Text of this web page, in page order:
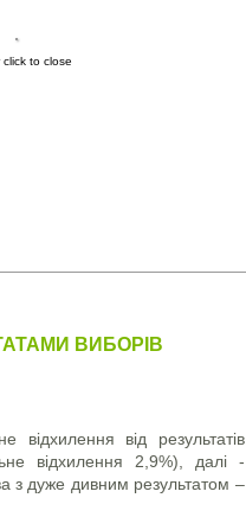
click to close
ВИБОРІВ
від результатів
відхилення 2,9%), далі -
з дуже дивним результатом –